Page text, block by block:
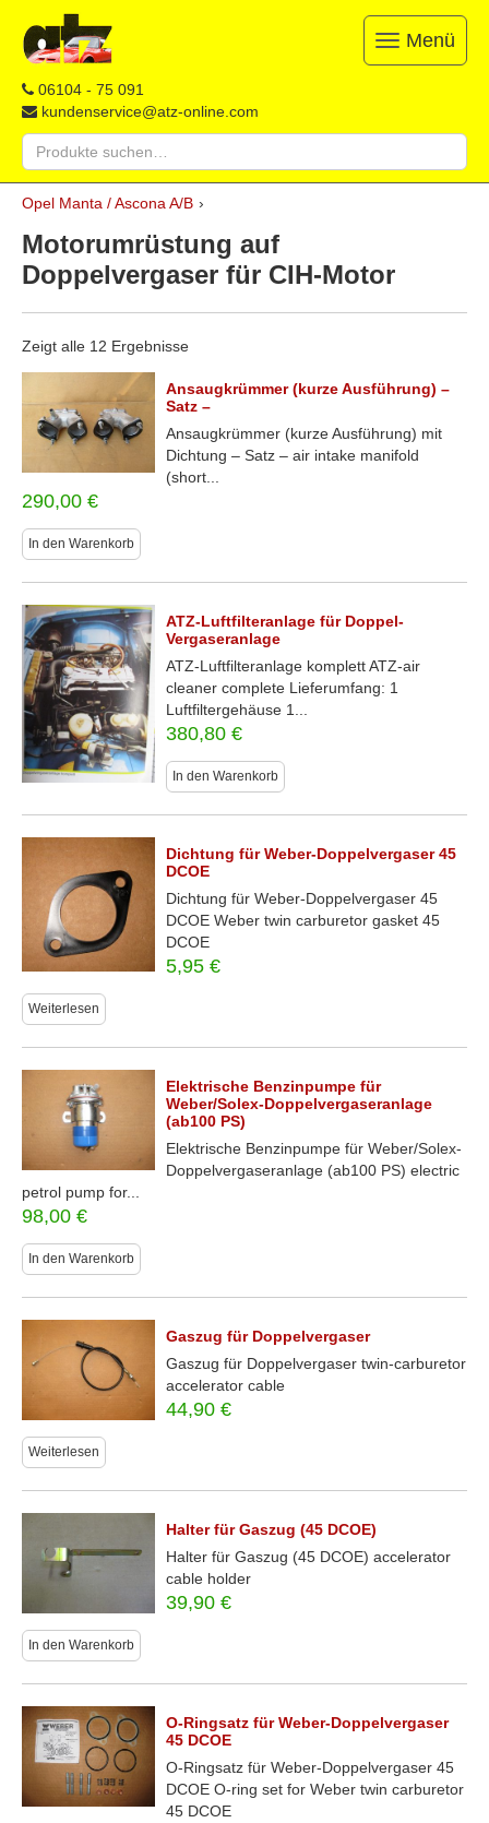
ATZ
Opel-
Ersatzteile
Restauration,
Reparatur
&
Ersatzteile
&
Onlineshop
06104 - 75 091
kundenservice@atz-online.com
Suche
nach:
Toggle
navigation
Menü
Skip
content
Opel Manta / Ascona A/B ›
Motorumrüstung auf
Doppelvergaser für CIH-Motor
Zeigt alle 12 Ergebnisse
Ansaugkrümmer (kurze Ausführung) –
Satz –
Ansaugkrümmer (kurze Ausführung) mit
Dichtung – Satz – air intake manifold
(short...
290,00 €
In den Warenkorb
ATZ-Luftfilteranlage für Doppel-
Vergaseranlage
ATZ-Luftfilteranlage komplett ATZ-air
cleaner complete Lieferumfang: 1
Luftfiltergehäuse 1...
380,80€
In den Warenkorb
Dichtung für Weber-Doppelvergaser 45
DCOE
Dichtung für Weber-Doppelvergaser 45
DCOE Weber twin carburetor gasket 45
DCOE
5,95€
Weiterlesen
Elektrische Benzinpumpe für
Weber/Solex-Doppelvergaseranlage
(ab100 PS)
Elektrische Benzinpumpe für Weber/Solex-
Doppelvergaseranlage (ab100 PS) electric
petrol pump for...
98,00 €
In den Warenkorb
Gaszug für Doppelvergaser
Gaszug für Doppelvergaser twin-carburetor
accelerator cable
44,90€
Weiterlesen
Halter für Gaszug (45 DCOE)
Halter für Gaszug (45 DCOE) accelerator
cable holder
39,90€
In den Warenkorb
O-Ringsatz für Weber-Doppelvergaser
45 DCOE
O-Ringsatz für Weber-Doppelvergaser 45
DCOE O-ring set for Weber twin carburetor
45 DCOE